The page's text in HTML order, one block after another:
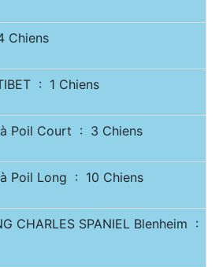
Chiens
: 1 Chiens
à Poil Court : 3 Chiens
Poil Long : 10 Chiens
CHARLES SPANIEL Blenheim :